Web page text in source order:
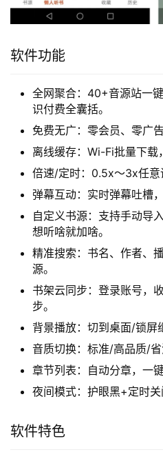
软件功能
全网聚合：40+音源站一
识付费全囊括。
免费无广：零会员、零广
离线缓存：Wi-Fi批量下载
倍速/定时：0.5x～3x任意
弹幕互动：实时弹幕吐槽，
自定义书源：支持手动导
想听啥就加啥。
精准搜索：书名、作者、
源。
书架云同步：登录账号，
步。
背景播放：切到桌面/锁屏
音质切换：标准/高品质/省
章节列表：自动分章，一
夜间模式：护眼黑+定时关
软件特色